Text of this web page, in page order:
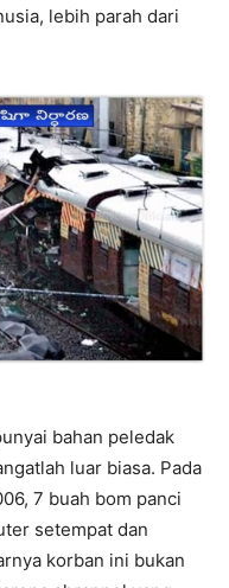
lebih parah dari
bahan peledak
luar biasa. Pada
7 buah bom panci
setempat dan
korban ini bukan